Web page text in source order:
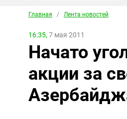
Главная / Лента новостей
16:35, 7 мая 2011
Начато
акции за